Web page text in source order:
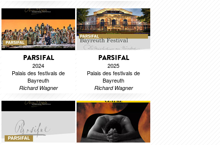
PARSIFAL
2024
Palais des festivals de
Bayreuth
Richard Wagner
PARSIFAL
2025
Palais des festivals de
Bayreuth
Richard Wagner